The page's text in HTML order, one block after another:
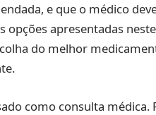
e que o médico
apresentadas
do melhor
como consulta